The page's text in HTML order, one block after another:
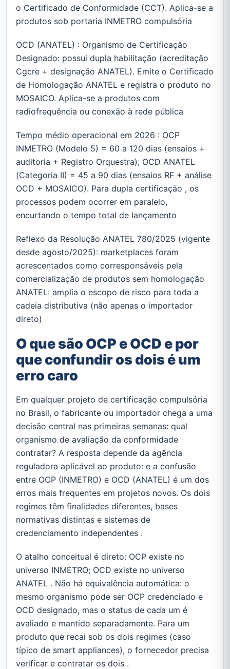
o Certificado de Conformidade (CCT). Aplica-se a
produtos sob portaria INMETRO compulsória
OCD (ANATEL) : Organismo de Certificação
Designado: possui dupla habilitação (acreditação
Cgcre + designação ANATEL). Emite o Certificado
de Homologação ANATEL e registra o produto no
MOSAICO. Aplica-se a produtos com
radiofrequência ou conexão à rede pública
Tempo médio operacional em 2026 : OCP
INMETRO (Modelo 5) = 60 a 120 dias (ensaios +
auditoria + Registro Orquestra); OCD ANATEL
(Categoria II) = 45 a 90 dias (ensaios RF + análise
OCD + MOSAICO). Para dupla certificação , os
processos podem ocorrer em paralelo,
encurtando o tempo total de lançamento
Reflexo da Resolução ANATEL 780/2025 (vigente
desde agosto/2025): marketplaces foram
acrescentados como corresponsáveis pela
comercialização de produtos sem homologação
ANATEL: amplia o escopo de risco para toda a
cadeia distributiva (não apenas o importador
direto)
O que são OCP e OCD e por
que confundir os dois é um
erro caro
Em qualquer projeto de certificação compulsória
no Brasil, o fabricante ou importador chega a uma
decisão central nas primeiras semanas: qual
organismo de avaliação da conformidade
contratar? A resposta depende da agência
reguladora aplicável ao produto: e a confusão
entre OCP (INMETRO) e OCD (ANATEL) é um dos
erros mais frequentes em projetos novos. Os dois
regimes têm finalidades diferentes, bases
normativas distintas e sistemas de
credenciamento independentes .
O atalho conceitual é direto: OCP existe no
universo INMETRO; OCD existe no universo
ANATEL . Não há equivalência automática: o
mesmo organismo pode ser OCP credenciado e
OCD designado, mas o status de cada um é
avaliado e mantido separadamente. Para um
produto que recai sob os dois regimes (caso
típico de smart appliances), o fornecedor precisa
verificar e contratar os dois .